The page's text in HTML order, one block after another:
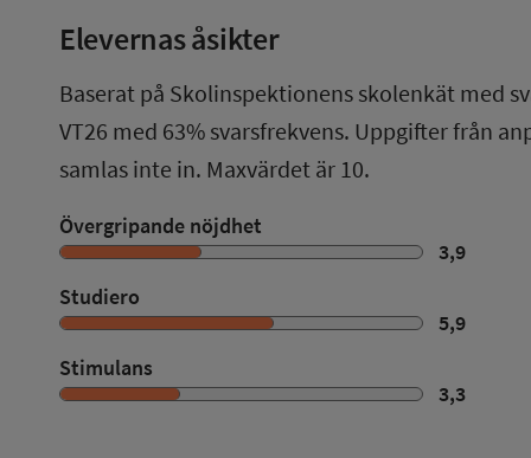
Elevernas åsikter
Baserat på Skolinspektionens skolenkät med
VT26 med 63% svarsfrekvens. Uppgifter från
samlas inte in. Maxvärdet är 10.
Övergripande nöjdhet
3,9
Studiero
5,9
Stimulans
3,3